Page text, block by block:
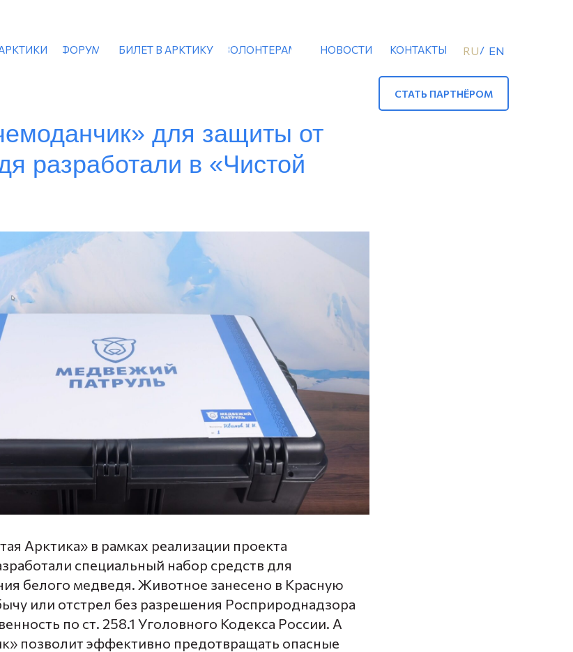
СТАТЬ ПАРТНЁРОМ
ВОЛОНТЕРАМ RU EN
/
НОВОСТИ КОНТАКТЫ
ФОРУМ БИЛЕТ В АРКТИКУ
для защиты от
разработали в «Чистой
Арктика» в рамках реализации проекта
специальный набор средств для
белого медведя. Животное занесено в Красную
или отстрел без разрешения Росприроднадзора
по ст. 258.1 Уголовного Кодекса России. А
позволит эффективно предотвращать опасные